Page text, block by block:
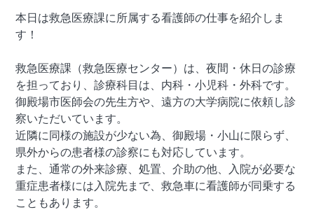
本日は救急医療課に所属する看護師の仕事を紹介しま
す！
救急医療課（救急医療センター）は、夜間・休日の診療
を担っており、診療科目は、内科・小児科・外科です。
御殿場市医師会の先生方や、遠方の大学病院に依頼し診
察いただいています。
近隣に同様の施設が少ない為、御殿場・小山に限らず、
県外からの患者様の診察にも対応しています。
また、通常の外来診療、処置、介助の他、入院が必要な
重症患者様には入院先まで、救急車に看護師が同乗する
こともあります。